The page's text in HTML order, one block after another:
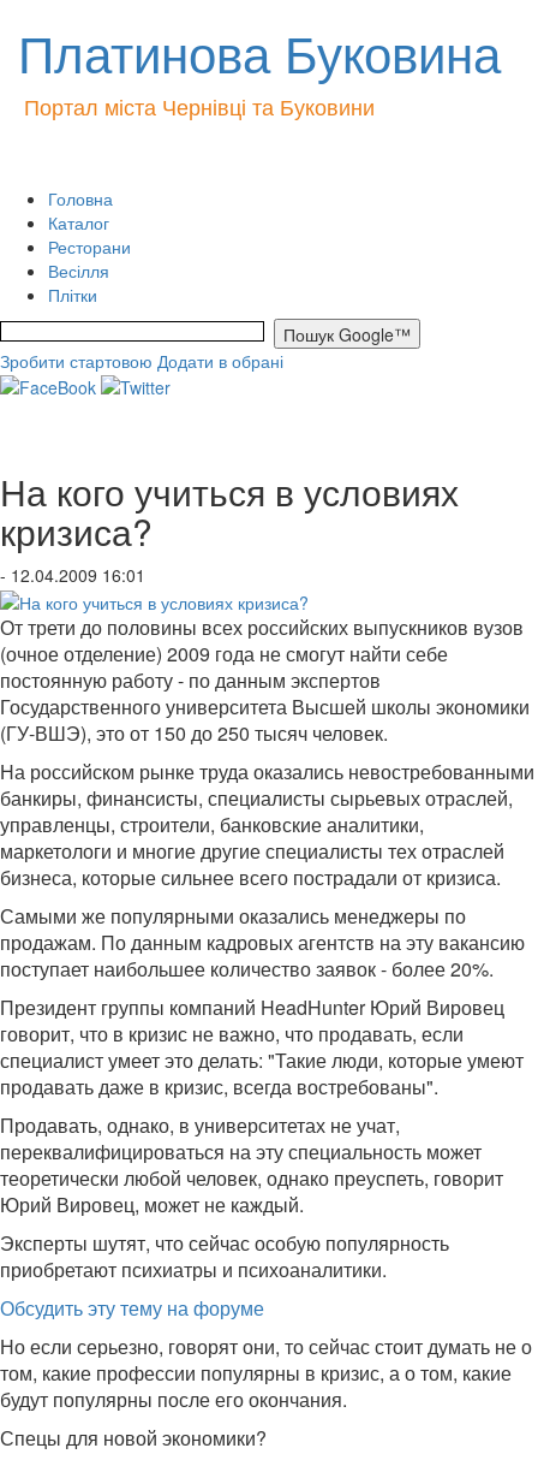
Платинова Буковина
Портал міста Чернівці та Буковини
Головна
Каталог
Ресторани
Весілля
Плітки
Зробити стартовою Додати в обрані
На кого учиться в условиях
кризиса?
- 12.04.2009 16:01
От трети до половины всех российских выпускников вузов
(очное отделение) 2009 года не смогут найти себе
постоянную работу - по данным экспертов
Государственного университета Высшей школы экономики
(ГУ-ВШЭ), это от 150 до 250 тысяч человек.
На российском рынке труда оказались невостребованными
банкиры, финансисты, специалисты сырьевых отраслей,
управленцы, строители, банковские аналитики,
маркетологи и многие другие специалисты тех отраслей
бизнеса, которые сильнее всего пострадали от кризиса.
Самыми же популярными оказались менеджеры по
продажам. По данным кадровых агентств на эту вакансию
поступает наибольшее количество заявок - более 20%.
Президент группы компаний HeadHunter Юрий Вировец
говорит, что в кризис не важно, что продавать, если
специалист умеет это делать: "Такие люди, которые умеют
продавать даже в кризис, всегда востребованы".
Продавать, однако, в университетах не учат,
переквалифицироваться на эту специальность может
теоретически любой человек, однако преуспеть, говорит
Юрий Вировец, может не каждый.
Эксперты шутят, что сейчас особую популярность
приобретают психиатры и психоаналитики.
Обсудить эту тему на форуме
Но если серьезно, говорят они, то сейчас стоит думать не о
том, какие профессии популярны в кризис, а о том, какие
будут популярны после его окончания.
Спецы для новой экономики?